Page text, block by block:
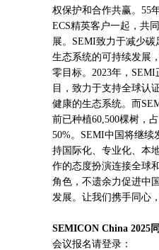
权保护和合作共赢。55
ECS精英客户一起，共
展。SEMI致力于减少
生态系统的可持续发展
零目标。2023年，SEMI
目，致力于支持全球认
健康的生态系统。而
前已种植60,500棵树，
50%。SEMI中国将继续
持国际化、专业化、本
作的态度扮演连接全球
角色，不遗余力促进中
发展。让我们携手同心
SEMICON China 2025
会议报名请登录：